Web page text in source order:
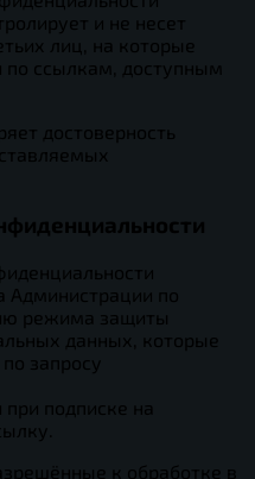
и не несет
лиц, на которые
по ссылкам, доступным
достоверность
Администрации по
режима защиты
данных, которые
запросу
при подписке на
к обработке в